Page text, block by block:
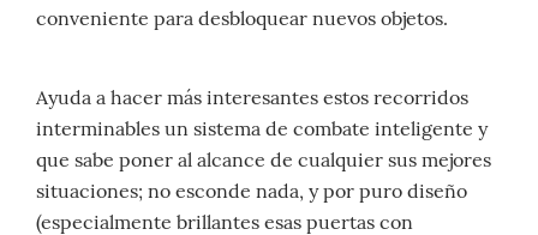
conveniente para desbloquear nuevos objetos.
Ayuda a hacer más interesantes estos recorridos
interminables un sistema de combate inteligente y
que sabe poner al alcance de cualquier sus mejores
situaciones; no esconde nada, y por puro diseño
(especialmente brillantes esas puertas con